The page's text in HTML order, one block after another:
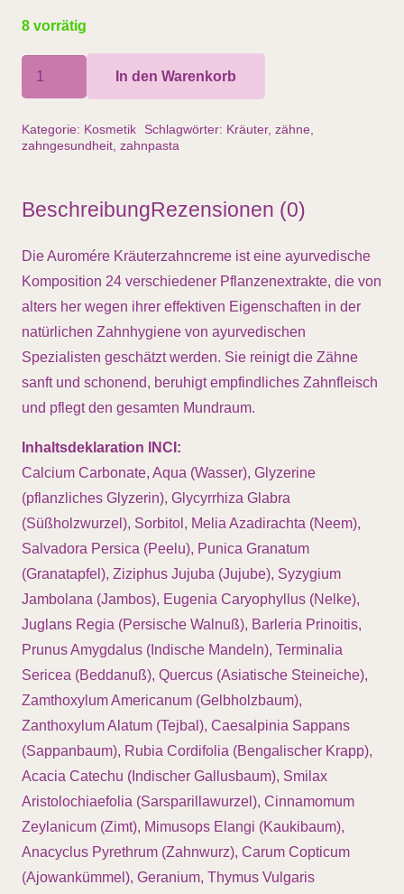
8 vorrätig
75
Menge
In den Warenkorb
Kategorie: Kosmetik Schlagwörter: Kräuter, zähne,
zahngesundheit, zahnpasta
BeschreibungRezensionen (0)
Die Auromére Kräuterzahncreme ist eine ayurvedische
Komposition 24 verschiedener Pflanzenextrakte, die von
alters her wegen ihrer effektiven Eigenschaften in der
natürlichen Zahnhygiene von ayurvedischen
Spezialisten geschätzt werden. Sie reinigt die Zähne
sanft und schonend, beruhigt empfindliches Zahnfleisch
und pflegt den gesamten Mundraum.
Inhaltsdeklaration INCI:
Calcium Carbonate, Aqua (Wasser), Glyzerine
(pflanzliches Glyzerin), Glycyrrhiza Glabra
(Süßholzwurzel), Sorbitol, Melia Azadirachta (Neem),
Salvadora Persica (Peelu), Punica Granatum
(Granatapfel), Ziziphus Jujuba (Jujube), Syzygium
Jambolana (Jambos), Eugenia Caryophyllus (Nelke),
Juglans Regia (Persische Walnuß), Barleria Prinoitis,
Prunus Amygdalus (Indische Mandeln), Terminalia
Sericea (Beddanuß), Quercus (Asiatische Steineiche),
Zamthoxylum Americanum (Gelbholzbaum),
Zanthoxylum Alatum (Tejbal), Caesalpinia Sappans
(Sappanbaum), Rubia Cordifolia (Bengalischer Krapp),
Acacia Catechu (Indischer Gallusbaum), Smilax
Aristolochiaefolia (Sarsparillawurzel), Cinnamomum
Zeylanicum (Zimt), Mimusops Elangi (Kaukibaum),
Anacyclus Pyrethrum (Zahnwurz), Carum Copticum
(Ajowankümmel), Geranium, Thymus Vulgaris